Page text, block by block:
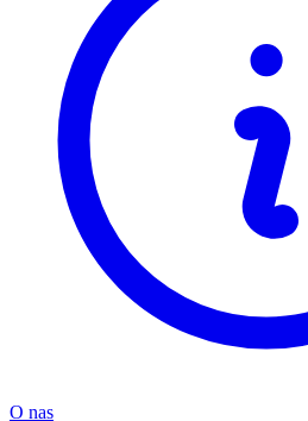
O nas